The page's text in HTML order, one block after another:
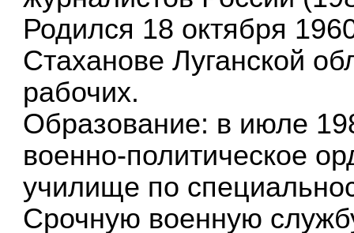
Родился 18 октября
Стаханове Луганской
рабочих.
Образование: в июле
военно-политическое
училище по
Срочную военную